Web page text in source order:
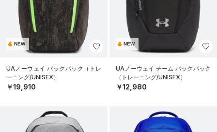
NEW
UAノーウェイ バックパック（トレ
ーニング/UNISEX）
￥19,910
NEW
UAノーウェイ チーム バックパック
（トレーニング/UNISEX）
￥12,980